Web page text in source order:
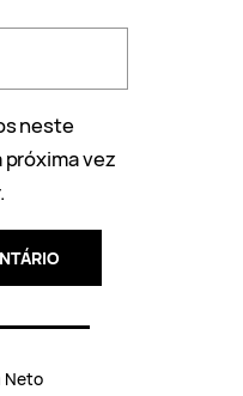
neste
próxima vez
Neto